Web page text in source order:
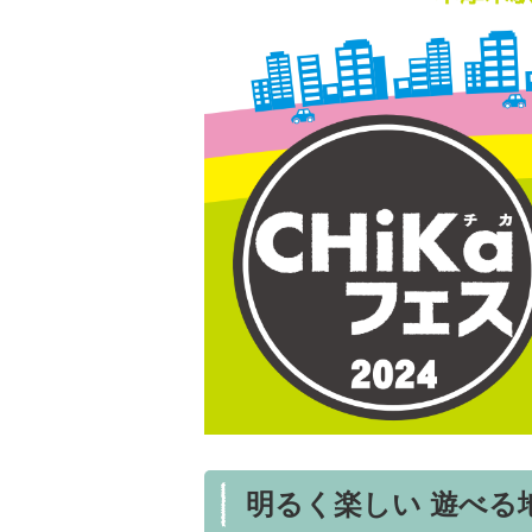
明るく楽しい 遊べる